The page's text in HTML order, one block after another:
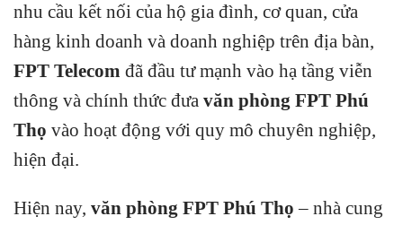
nhu cầu kết nối của hộ gia đình, cơ quan, cửa
hàng kinh doanh và doanh nghiệp trên địa bàn,
FPT Telecom đã đầu tư mạnh vào hạ tầng viễn
thông và chính thức đưa văn phòng FPT Phú
Thọ vào hoạt động với quy mô chuyên nghiệp,
hiện đại.
Hiện nay, văn phòng FPT Phú Thọ – nhà cung